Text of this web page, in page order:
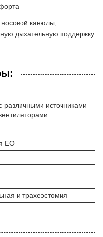
носовой канюлы,
дыхательную поддержку
различными источниками
EO
и трахеостомия